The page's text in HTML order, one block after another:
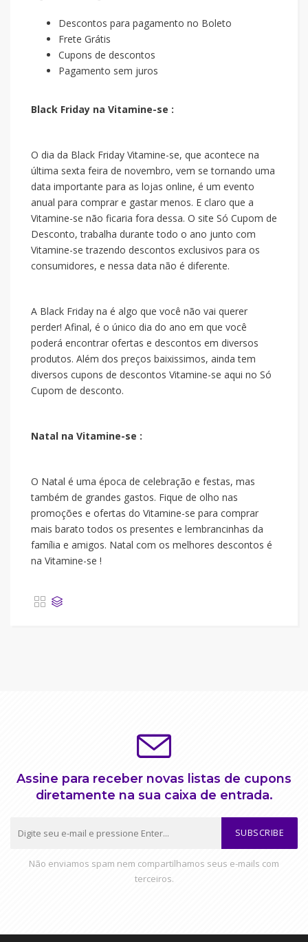
Descontos para pagamento no Boleto
Frete Grátis
Cupons de descontos
Pagamento sem juros
Black Friday na Vitamine-se :
O dia da Black Friday Vitamine-se, que acontece na
última sexta feira de novembro, vem se tornando uma
data importante para as lojas online, é um evento
anual para comprar e gastar menos. E claro que a
Vitamine-se não ficaria fora dessa. O site Só Cupom de
Desconto, trabalha durante todo o ano junto com
Vitamine-se trazendo descontos exclusivos para os
consumidores, e nessa data não é diferente.
A Black Friday na é algo que você não vai querer
perder! Afinal, é o único dia do ano em que você
poderá encontrar ofertas e descontos em diversos
produtos. Além dos preços baixissimos, ainda tem
diversos cupons de descontos Vitamine-se aqui no Só
Cupom de desconto.
Natal na Vitamine-se :
O Natal é uma época de celebração e festas, mas
também de grandes gastos. Fique de olho nas
promoções e ofertas do Vitamine-se para comprar
mais barato todos os presentes e lembrancinhas da
família e amigos. Natal com os melhores descontos é
na Vitamine-se !
Assine para receber novas listas de cupons
diretamente na sua caixa de entrada.
SUBSCRIBE
Não enviamos spam nem compartilhamos seus e-mails com
terceiros.